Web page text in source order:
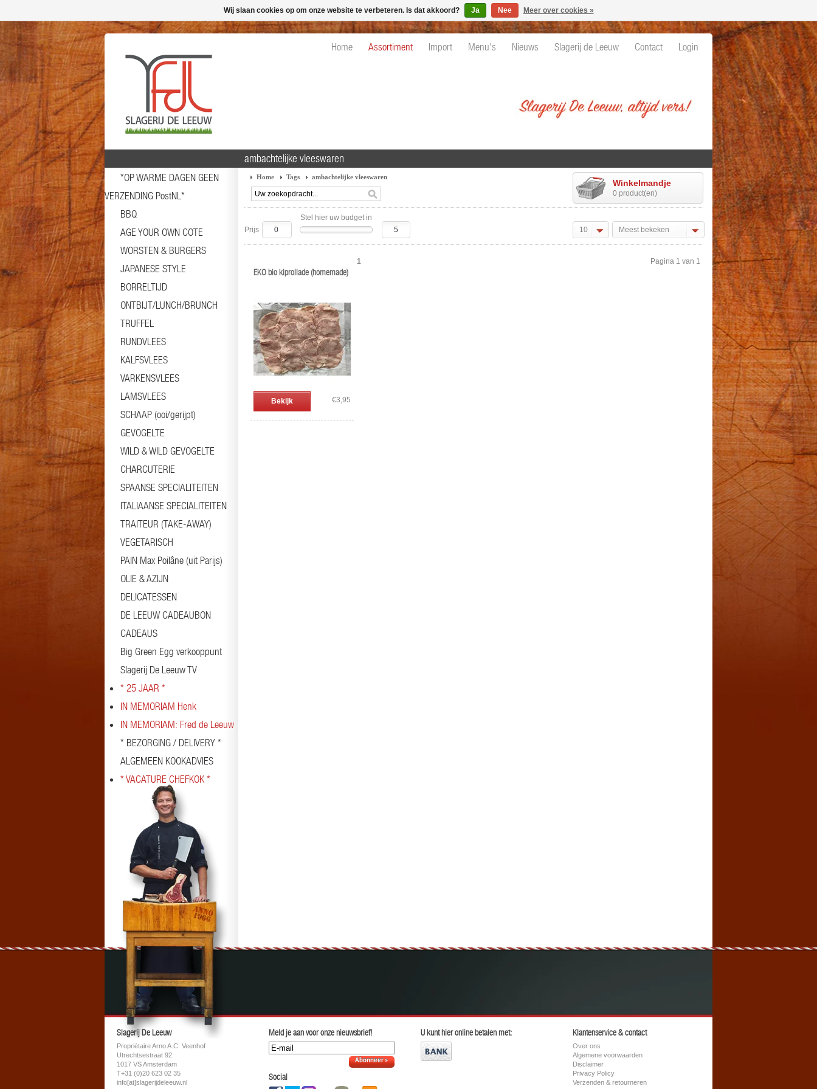
Home Assortiment Import Menu's Nieuws Slagerij de Leeuw Contact Login
*OP WARME DAGEN GEEN
VERZENDING PostNL*
BBQ
AGE YOUR OWN COTE
WORSTEN & BURGERS
JAPANESE STYLE
BORRELTIJD
ONTBIJT/LUNCH/BRUNCH
TRUFFEL
RUNDVLEES
KALFSVLEES
VARKENSVLEES
LAMSVLEES
SCHAAP (ooi/gerijpt)
GEVOGELTE
WILD & WILD GEVOGELTE
CHARCUTERIE
SPAANSE SPECIALITEITEN
ITALIAANSE SPECIALITEITEN
TRAITEUR (TAKE-AWAY)
VEGETARISCH
PAIN Max Poilâne (uit Parijs)
OLIE & AZIJN
DELICATESSEN
DE LEEUW CADEAUBON
CADEAUS
Big Green Egg verkooppunt
Slagerij De Leeuw TV
* 25 JAAR *
IN MEMORIAM Henk
IN MEMORIAM: Fred de Leeuw
* BEZORGING / DELIVERY *
ALGEMEEN KOOKADVIES
* VACATURE CHEFKOK *
ambachtelijke vleeswaren
Home Tags ambachtelijke vleeswaren
Winkelmandje
0 product(en)
Stel hier uw budget in
Prijs
10 Meest bekeken
EKO bio kiprollade (homemade)
Bekijk €3,95
1 Pagina 1 van 1
Slagerij De Leeuw
Propriétaire Arno A.C. Veenhof
Utrechtsestraat 92
1017 VS Amsterdam
T+31 (0)20 623 02 35
info[at]slagerijdeleeuw.nl
Meld je aan voor onze nieuwsbrief!
Abonneer »
Social
U kunt hier online betalen met: Klantenservice & contact
Over ons
Algemene voorwaarden
Disclaimer
Privacy Policy
Verzenden & retourneren
Wij slaan cookies op om onze website te verbeteren. Is dat akkoord? Ja Nee Meer over cookies »